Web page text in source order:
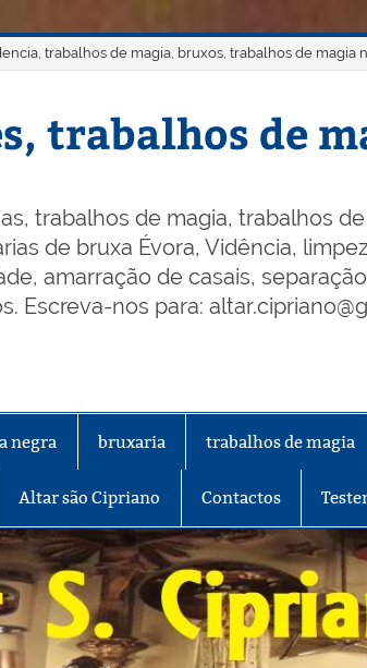
trabalhos de magia, bruxos, trabalhos de magia
trabalhos de
trabalhos de magia, trabalhos
de bruxa Évora, Vidência,
amarração de casais,
Escreva-nos para:
negra bruxaria trabalhos de magia
Altar são Cipriano Contactos